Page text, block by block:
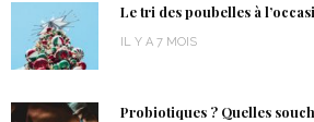
Le tri des poubelles à
IL Y A 7 MOIS
Probiotiques ? Quelles